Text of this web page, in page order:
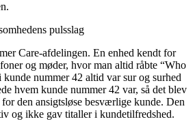
pulsslag
Care-afdelingen. En enhed kendt for
og møder, hvor man altid råbte “Who
nummer 42 altid var sur og surhed
hvem kunde nummer 42 var, så det blev
den ansigtsløse besværlige kunde. Den
og ikke gav titaller i kundetilfredshed.